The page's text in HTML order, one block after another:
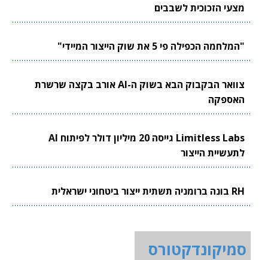
מצעי הזכוכית לשבבים
"המלחמה הכפילה פי 5 את שוק הייצור המיידי"
צוואר הבקבוק הבא בשוק ה-AI אורב בקצה שרשרת
האספקה
Limitless Labs גייסה 20 מיליון דולר לפיתוח AI
לתעשיית הייצור
RH בונה ברומניה תשתית ייצור ביטחוני ישראלית
סמיקונדקטורס